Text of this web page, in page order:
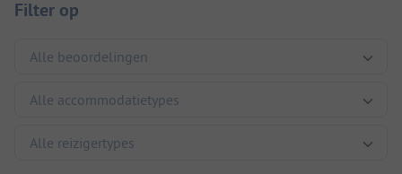
Filter op